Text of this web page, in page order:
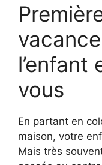
l’enfant
vous
En partant en
maison, votre
Mais très